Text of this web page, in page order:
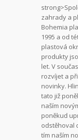
zahrady a
Bohemia
1995 a od
plastová
produkty
let. V
rozvíjet a
novinky.
tato již
naším
poněkud
odstěhoval
tím naším